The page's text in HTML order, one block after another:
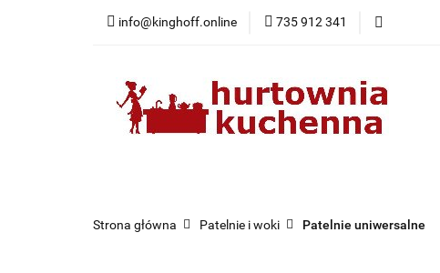
info@kinghoff.online 735 912 341
Kategorie
Strona główna Patelnie i woki Patelnie uniwersalne